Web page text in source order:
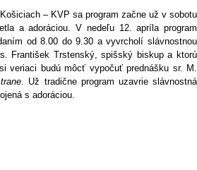
– KVP sa program začne už v sobotu
a adoráciou. V nedeľu 12. apríla program
od 8.00 do 9.30 a vyvrcholí slávnostnou
František Trstenský, spišský biskup a ktorú
veriaci budú môcť vypočuť prednášku sr. M.
. Už tradične program uzavrie slávnostná
s adoráciou.